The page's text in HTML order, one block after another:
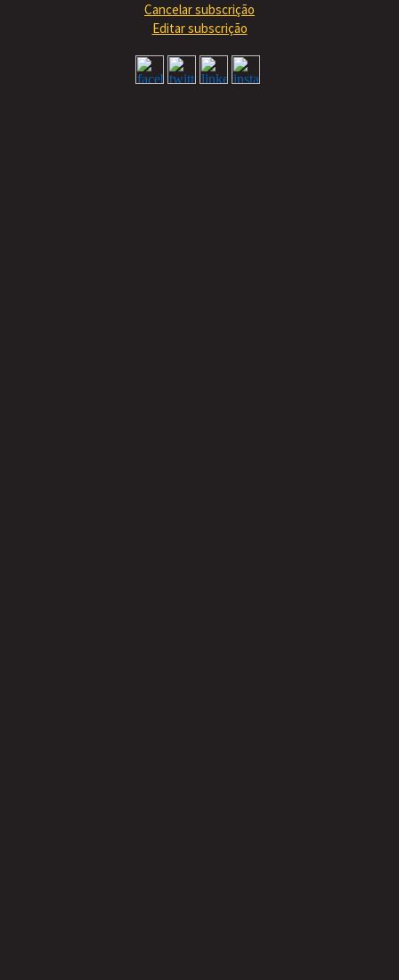
Cancelar subscrição
Editar subscrição